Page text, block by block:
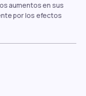
aumentos en sus
por los efectos